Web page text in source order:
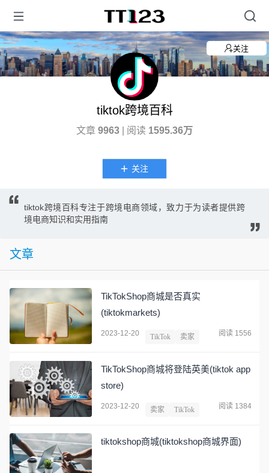
关注
tiktok跨境百科
文章 9963 | 阅读 1595.36万
关注
tiktok跨境百科专注于跨境电商领域，致力于为读者提供跨
境电商知识和实用指南
文章
TikTokShop商城是否真实
(tiktokmarkets)
2023-12-20 TikTok 卖家 阅读 1556
TikTokShop商城将登陆英美(tiktok app
store)
2023-12-20 卖家 TikTok 阅读 1384
tiktokshop商城(tiktokshop商城界面)